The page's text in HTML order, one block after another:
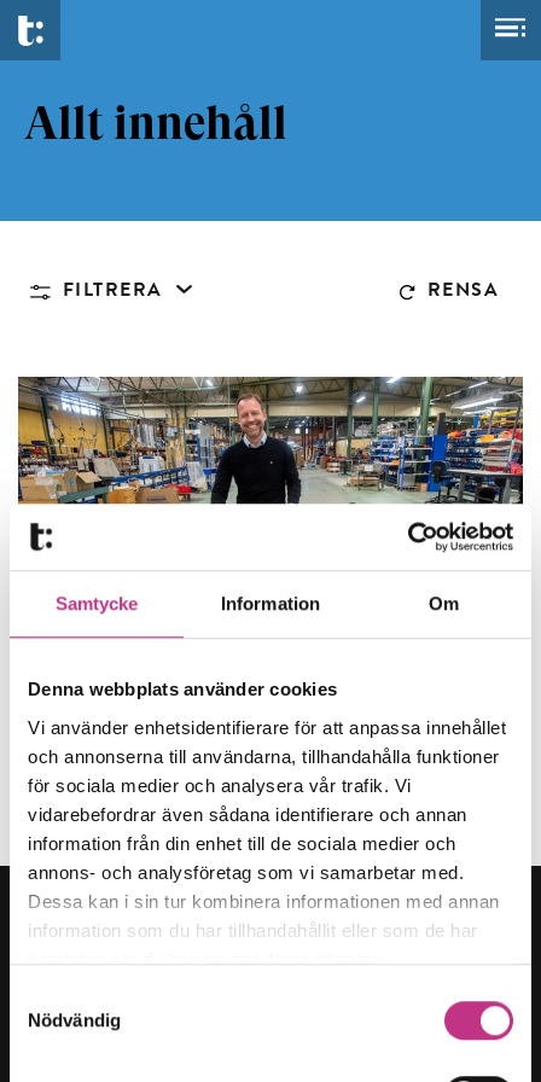
Samtycke Information Om
Denna webbplats använder cookies
Vi använder enhetsidentifierare för att anpassa innehållet
och annonserna till användarna, tillhandahålla funktioner
för sociala medier och analysera vår trafik. Vi
vidarebefordrar även sådana identifierare och annan
information från din enhet till de sociala medier och
annons- och analysföretag som vi samarbetar med.
Dessa kan i sin tur kombinera informationen med annan
information som du har tillhandahållit eller som de har
samlat in när du har använt deras tjänster.
Nödvändig
Allt innehåll
FILTRERA RENSA
Monarks lastcyklar rullar vidare
5 MIN LÄSTID : 19 SEP 2025
ENTREPRENÖRSKAP
Kategorier